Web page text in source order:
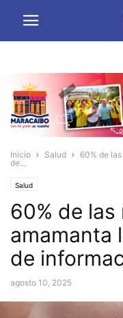
Inicio Salud
60% de
de...
Salud
60% de las
amamanta
de
agosto 10, 2025